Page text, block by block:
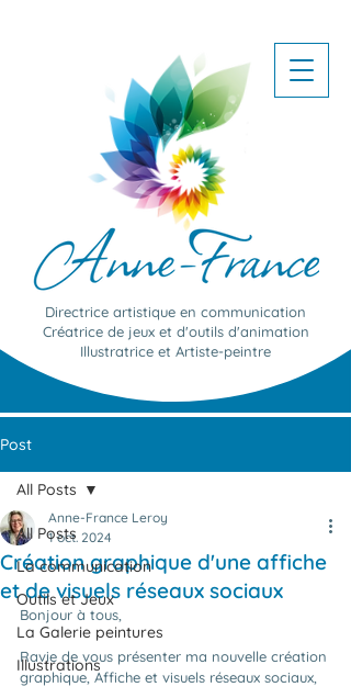
Directrice artistique en communication
Créatrice de jeux et d'outils d'animation
Illustratrice et Artiste-peintre
Post
All Posts
La communication
Outils et Jeux
La Galerie peintures
Illustrations
All Posts
Création graphique d'une affiche
et de visuels réseaux sociaux
Anne-France Leroy
1 oct. 2024
Bonjour à tous,
Ravie de vous présenter ma nouvelle création
graphique, Affiche et visuels réseaux sociaux,